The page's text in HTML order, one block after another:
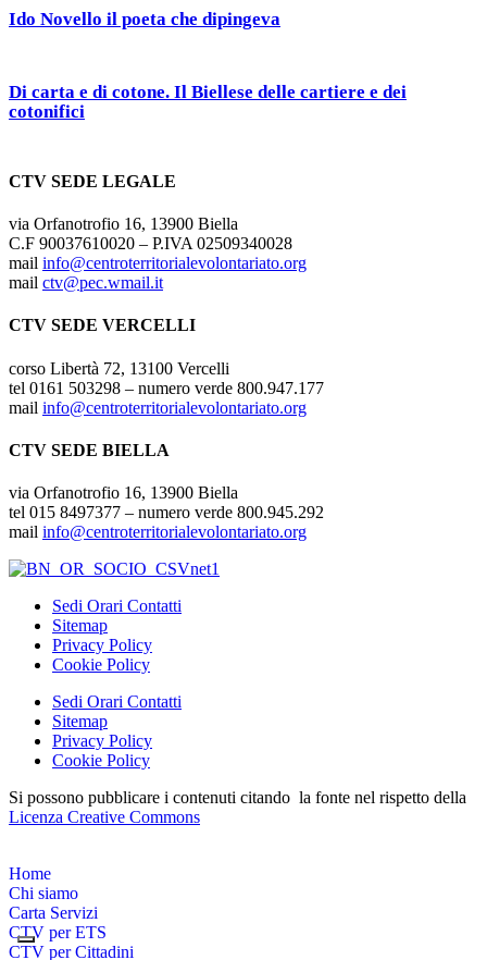
Ido Novello il poeta che dipingeva
Di carta e di cotone. Il Biellese delle cartiere e dei
cotonifici
CTV SEDE LEGALE
via Orfanotrofio 16, 13900 Biella
C.F 90037610020 – P.IVA 02509340028
mail info@centroterritorialevolontariato.org
mail ctv@pec.wmail.it
CTV SEDE VERCELLI
corso Libertà 72, 13100 Vercelli
tel 0161 503298 – numero verde 800.947.177
mail info@centroterritorialevolontariato.org
CTV SEDE BIELLA
via Orfanotrofio 16, 13900 Biella
tel 015 8497377 – numero verde 800.945.292
mail info@centroterritorialevolontariato.org
Sedi Orari Contatti
Sitemap
Privacy Policy
Cookie Policy
Sedi Orari Contatti
Sitemap
Privacy Policy
Cookie Policy
Si possono pubblicare i contenuti citando la fonte nel rispetto della
Licenza Creative Commons
Home
Chi siamo
Carta Servizi
CTV per ETS
CTV per Cittadini